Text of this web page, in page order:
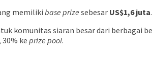
memilikibase prize sebesar US$1,6 juta
komunitas siaran besar dari berbagai
ke prize pool.